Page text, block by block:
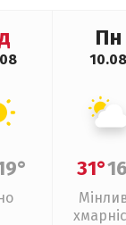
Пн
10.08
31°